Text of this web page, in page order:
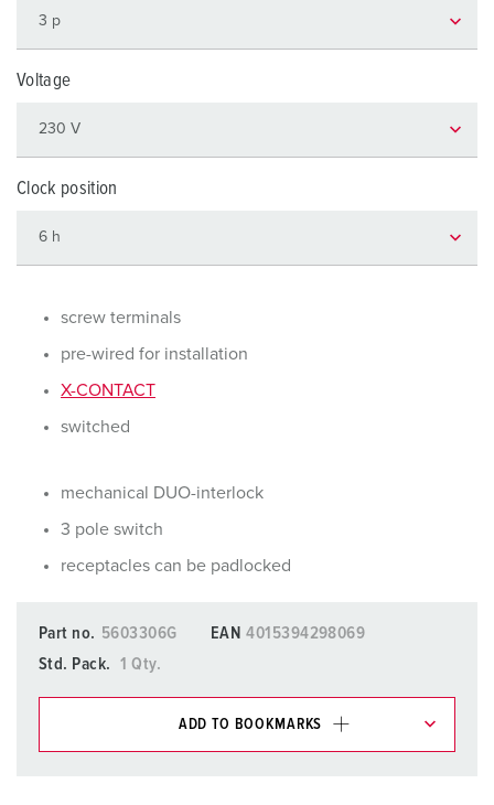
Voltage
Clock position
screw terminals
pre-wired for installation
X-CONTACT
switched
mechanical DUO-interlock
3 pole switch
receptacles can be padlocked
Part no. 5603306G EAN 4015394298069
Std. Pack.
1 Qty.
ADD TO BOOKMARKS